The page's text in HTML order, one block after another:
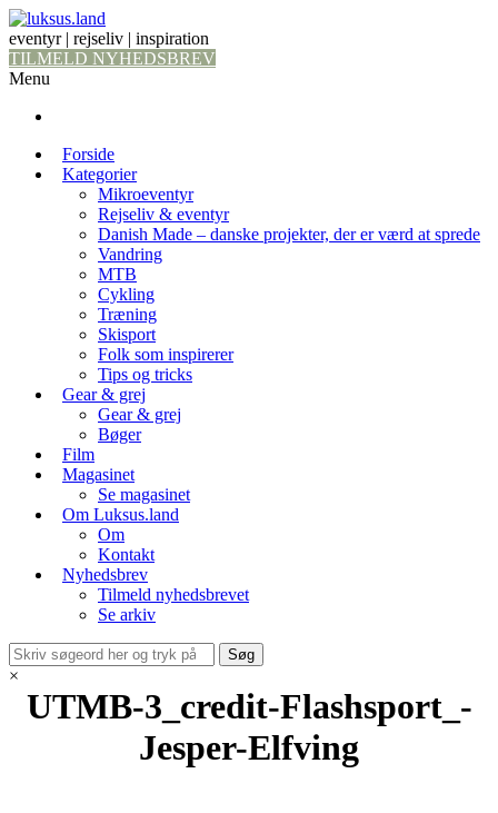
eventyr | rejseliv | inspiration
TILMELD NYHEDSBREV
Menu
Forside
Kategorier
Mikroeventyr
Rejseliv & eventyr
Danish Made – danske projekter, der er værd at sprede
Vandring
MTB
Cykling
Træning
Skisport
Folk som inspirerer
Tips og tricks
Gear & grej
Gear & grej
Bøger
Film
Magasinet
Se magasinet
Om Luksus.land
Om
Kontakt
Nyhedsbrev
Tilmeld nyhedsbrevet
Se arkiv
×
UTMB-3_credit-Flashsport_-
Jesper-Elfving